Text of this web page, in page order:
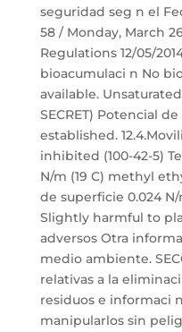
seguridad seg n el
58 / Monday, March
Regulations 12/05/
bioacumulaci n No
available.
SECRET) Potencial
established.
inhibited (100-42-5)
N/m (19 C) methyl
de superficie 0.024
Slightly harmful to
adversos Otra
medio ambiente.
relativas a la
residuos e informaci
manipularlos sin